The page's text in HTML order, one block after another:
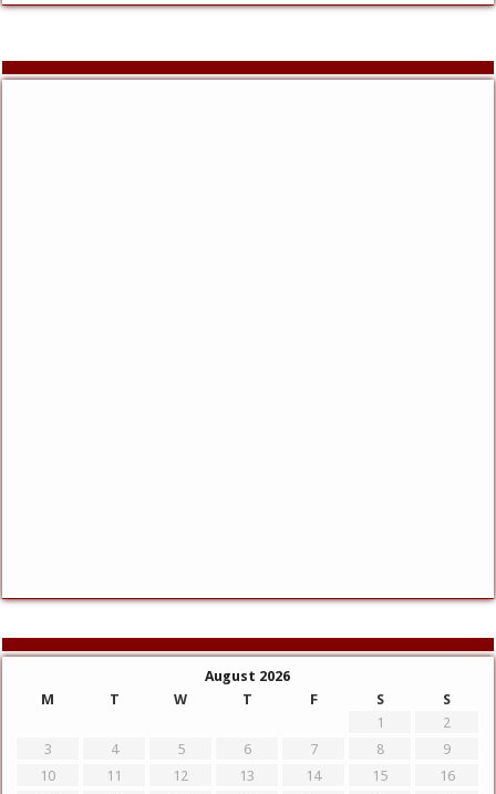
August 2026
M
T W T F S
S
1
2
3
4 5 6 7 8
9
10
11 12 13 14 15
16